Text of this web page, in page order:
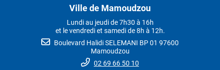
Ville de Mamoudzou
Lundi au jeudi de 7h30 à 16h
et le vendredi et samedi de 8h à 12h.
Boulevard Halidi SELEMANI BP 01 97600
Mamoudzou
02 69 66 50 10